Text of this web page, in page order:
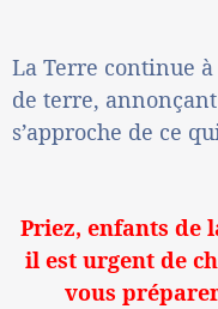
La Terre continue
de terre,
s’approche de ce
Priez, enfants de
il est urgent de
vous